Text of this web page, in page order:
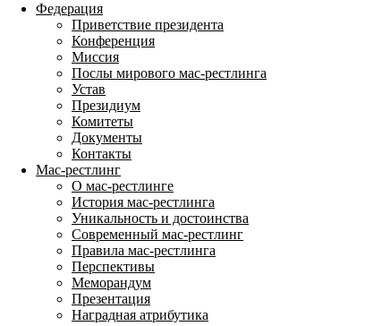
Федерация
Приветствие президента
Конференция
Миссия
Послы мирового мас-рестлинга
Устав
Президиум
Комитеты
Документы
Контакты
Мас-рестлинг
О мас-рестлинге
История мас-рестлинга
Уникальность и достоинства
Современный мас-рестлинг
Правила мас-рестлинга
Перспективы
Меморандум
Презентация
Наградная атрибутика